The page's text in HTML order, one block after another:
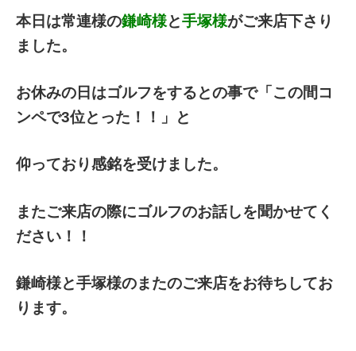
本日は常連様の鎌崎様と手塚様がご来店下さり
ました。
お休みの日はゴルフをするとの事で「この間コ
ンペで3位とった！！」と
仰っており感銘を受けました。
またご来店の際にゴルフのお話しを聞かせてく
ださい！！
鎌崎様と手塚様のまたのご来店をお待ちしてお
ります。